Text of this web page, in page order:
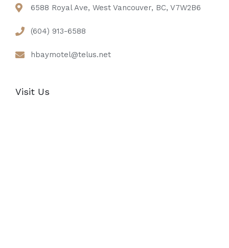
6588 Royal Ave, West Vancouver, BC, V7W2B6
(604) 913-6588
hbaymotel@telus.net
Visit Us